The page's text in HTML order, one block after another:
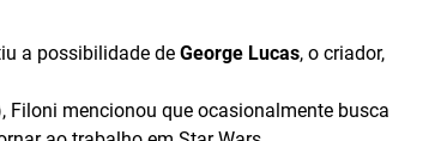
a possibilidade de George Lucas, o criador,
Filoni mencionou que ocasionalmente busca